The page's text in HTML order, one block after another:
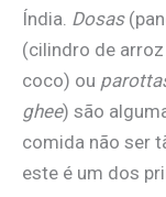
Índia. Dosas
(cilindro de
coco) ou
ghee) são
comida não ser
este é um dos